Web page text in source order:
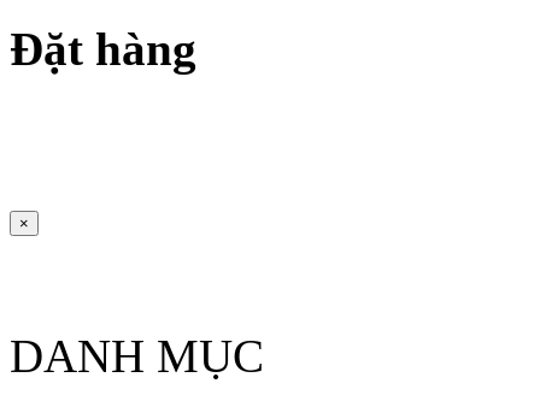
Đặt hàng
×
DANH MỤC